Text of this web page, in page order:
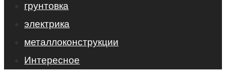
грунтовка
электрика
металлоконструкции
Интересное